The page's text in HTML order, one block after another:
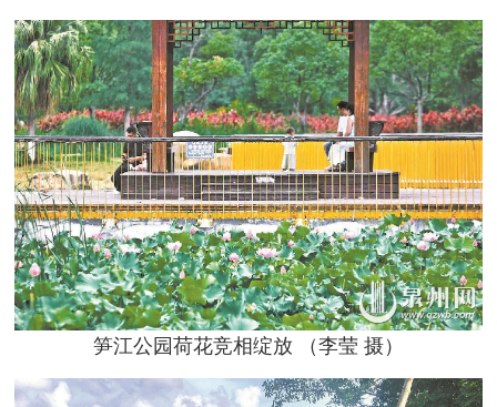
笋江公园荷花竞相绽放 （李莹 摄）